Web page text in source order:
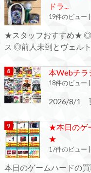
ドラ...
19件のビュー
★スタッフおすすめ★
ス ◎前人未到とヴェル
本Webチラ
18件のビュー
2026/8/1
★本日のゲ
★
17件のビュー
本日のゲームハードの